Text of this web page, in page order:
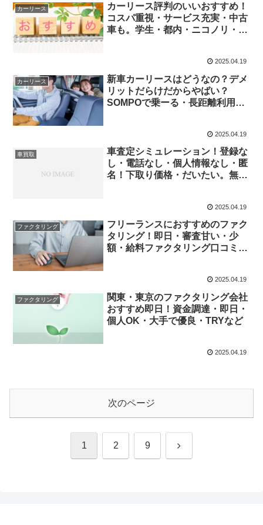
カーリース
カーリース評判のいいおすすめ！
コスパ重視・サービス充実・中古
車も。学生・都内・ニコノリ・リ
2025.04.19
カーリース
新車カーリースはどうなの？デメ
リットだらけだからやばい？
SOMPOで乗ーる・長距離利用が
2025.04.19
車買取
車査定シミュレーション！登録な
し・電話なし・個人情報なし・匿
名！下取り価格・だいたい。無
2025.04.19
ファクタリング
フリーランスにおすすめのファク
タリング！即日・審査甘い・少
額・給料ファクタリング口コミ。
2025.04.19
ファクタリング
関東・東京のファクタリング会社
おすすめ即日！資金調達・即日・
個人OK・大手で優良・TRYなど
2025.04.19
次のページ
1 2 9 次